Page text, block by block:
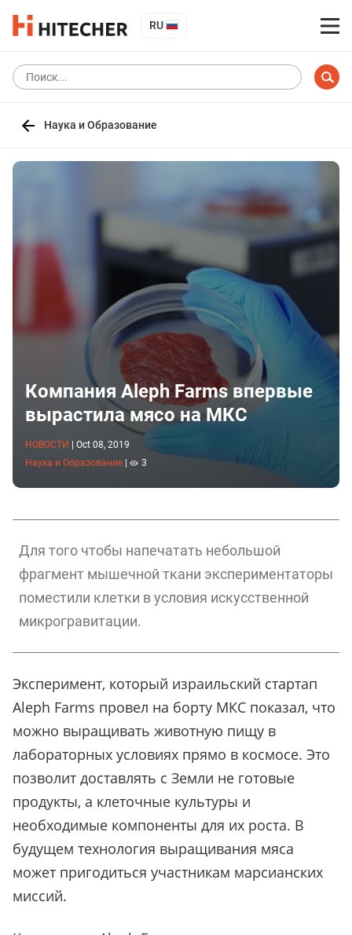
RU
Наука и Образование
Компания Aleph Farms впервые
вырастила мясо на МКС
НОВОСТИ
Oct 08, 2019
Наука и Образование
3
Для того чтобы напечатать небольшой
фрагмент мышечной ткани экспериментаторы
поместили клетки в условия искусственной
микрогравитации.
Эксперимент, который израильский стартап
Aleph Farms провел на борту МКС показал, что
можно выращивать животную пищу в
лабораторных условиях прямо в космосе. Это
позволит доставлять с Земли не готовые
продукты, а клеточные культуры и
необходимые компоненты для их роста. В
будущем технология выращивания мяса
может пригодиться участникам марсианских
миссий.